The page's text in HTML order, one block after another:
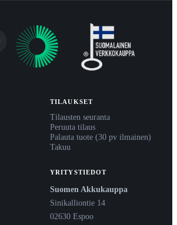
TILAUKSET
Tilausten seuranta
Peruuta tilaus
Palauta tuote (30 pv ilmainen)
Takuu
YRITYSTIEDOT
Suomen Akkukauppa
Sinikalliontie 14
02630 Espoo